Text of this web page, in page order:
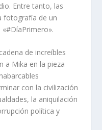
Entre tanto, las
fotografía de un
de increíbles
a Mika en la pieza
con la civilización
la aniquilación
política y